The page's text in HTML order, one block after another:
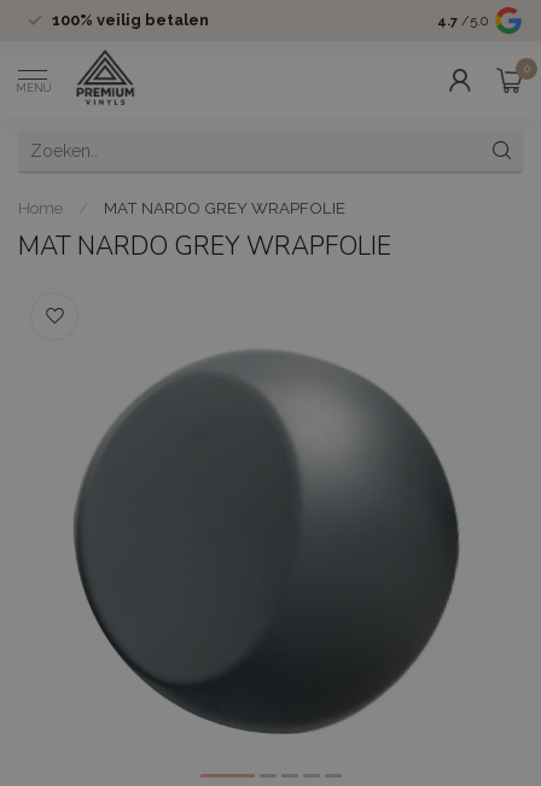
100% veilig betalen Groot
4.7 /5.0
MENU
0
Home / MAT NARDO GREY WRAPFOLIE
MAT NARDO GREY WRAPFOLIE